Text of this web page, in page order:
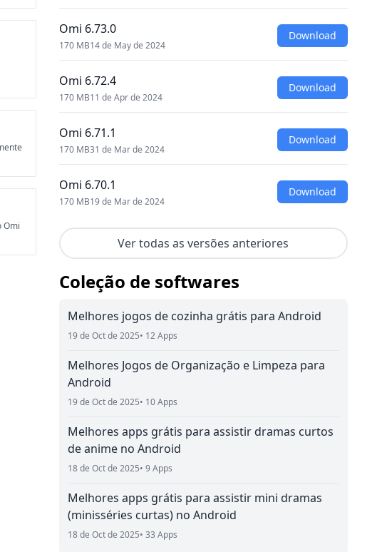
Omi
Omi 6.73.0
170 MB14 de May de 2024
Download
Omi 6.72.4
170 MB11 de Apr de 2024
Download
Omi 6.71.1
170 MB31 de Mar de 2024
Download
Omi 6.70.1
170 MB19 de Mar de 2024
Download
Ver todas as versões anteriores
Coleção de softwares
Melhores jogos de cozinha grátis para Android
19 de Oct de 2025• 12 Apps
Melhores Jogos de Organização e Limpeza para
Android
19 de Oct de 2025• 10 Apps
Melhores apps grátis para assistir dramas curtos
de anime no Android
18 de Oct de 2025• 9 Apps
Melhores apps grátis para assistir mini dramas
(minisséries curtas) no Android
18 de Oct de 2025• 33 Apps